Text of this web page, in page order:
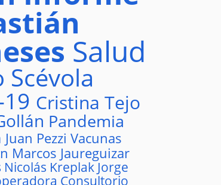
Salud
Scévola
Cristina Tejo
Pandemia
Juan Pezzi Vacunas
Marcos Jaureguizar
Nicolás Kreplak Jorge
Consultorio